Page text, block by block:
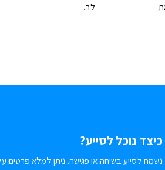
לב.
כיצד נוכל לסייע?
נשמח לסייע בשיחה או פגישה. ניתן למלא